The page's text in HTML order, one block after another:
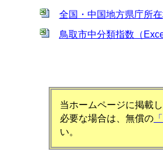
全国・中国地方県庁所
鳥取市中分類指数（
当ホームページに掲載
必要な場合は、無償の
い。